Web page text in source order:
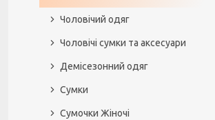
Чоловічий одяг
Чоловічі сумки та аксесуари
Демісезонний одяг
Сумки
Сумочки Жіночі